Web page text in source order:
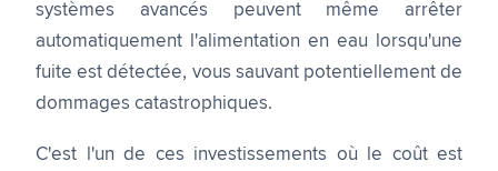
systèmes avancés peuvent même arrêter
automatiquement l'alimentation en eau lorsqu'une
fuite est détectée, vous sauvant potentiellement de
dommages catastrophiques.
C'est l'un de ces investissements où le coût est